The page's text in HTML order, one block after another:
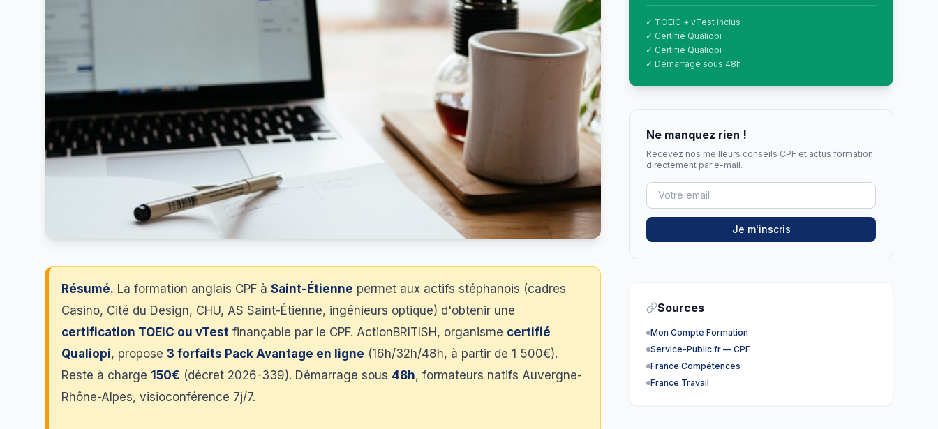
Résumé. La formation anglais CPF à Saint-Étienne permet aux actifs stéphanois (cadres
Casino, Cité du Design, CHU, AS Saint-Étienne, ingénieurs optique) d'obtenir une
certification TOEIC ou vTest finançable par le CPF. ActionBRITISH, organisme certifié
Qualiopi, propose 3 forfaits Pack Avantage en ligne (16h/32h/48h, à partir de 1 500€).
Reste à charge 150€ (décret 2026-339). Démarrage sous 48h, formateurs natifs Auvergne-
Rhône-Alpes, visioconférence 7j/7.
✓ TOEIC + vTest inclus
✓ Certifié Qualiopi
✓ Certifié Qualiopi
✓ Démarrage sous 48h
Ne manquez rien !
Recevez nos meilleurs conseils CPF et actus formation
directement par e-mail.
Je m'inscris
Sources
Mon Compte Formation
Service-Public.fr — CPF
France Compétences
France Travail